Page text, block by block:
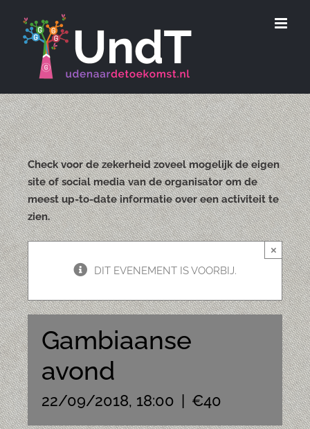
Check voor de zekerheid zoveel mogelijk de eigen
site of social media van de organisator om de
meest up-to-date informatie over een activiteit te
zien.
DIT EVENEMENT IS VOORBIJ.
×
Gambiaanse
avond
22/09/2018, 18:00 | €40